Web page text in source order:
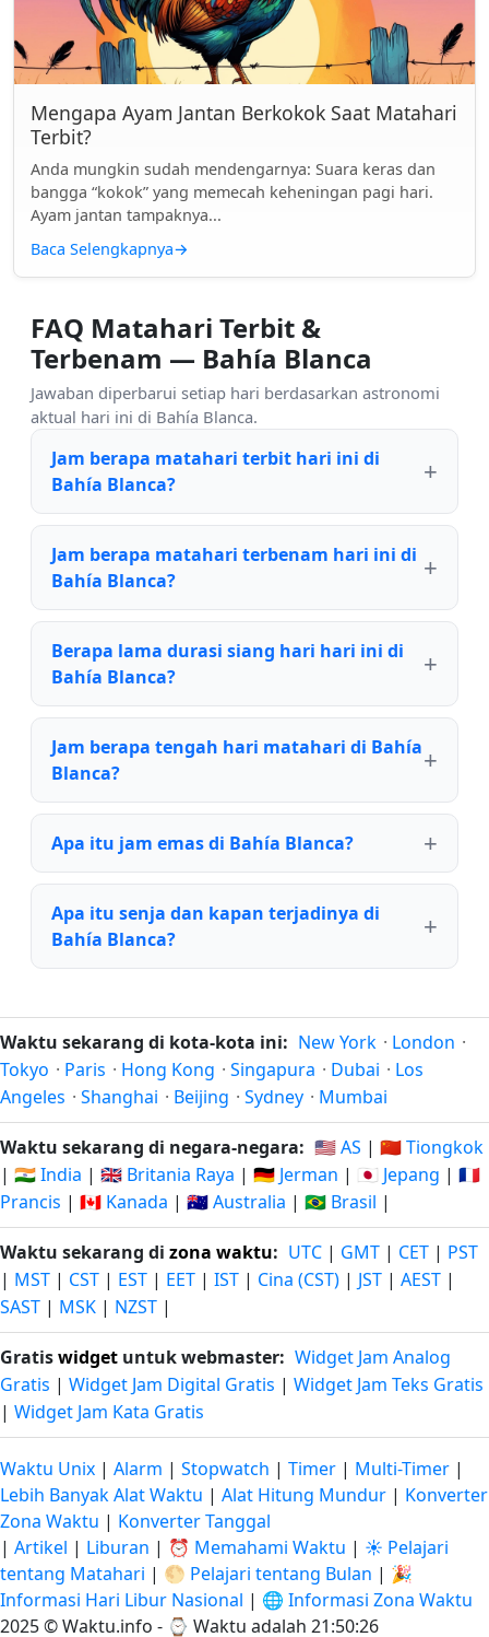
Mengapa Ayam Jantan Berkokok Saat Matahari
Terbit?
Anda mungkin sudah mendengarnya: Suara keras dan
bangga “kokok” yang memecah keheningan pagi hari.
Ayam jantan tampaknya...
Baca Selengkapnya→
FAQ Matahari Terbit &
Terbenam — Bahía Blanca
Jawaban diperbarui setiap hari berdasarkan astronomi
aktual hari ini di Bahía Blanca.
Jam berapa matahari terbit hari ini di
Bahía Blanca?
Jam berapa matahari terbenam hari ini di
Bahía Blanca?
Berapa lama durasi siang hari hari ini di
Bahía Blanca?
Jam berapa tengah hari matahari di Bahía
Blanca?
Apa itu jam emas di Bahía Blanca?
Apa itu senja dan kapan terjadinya di
Bahía Blanca?
Waktu sekarang di kota-kota ini: New York · London ·
Tokyo · Paris · Hong Kong · Singapura · Dubai · Los
Angeles · Shanghai · Beijing · Sydney · Mumbai
Waktu sekarang di negara-negara: 🇺🇸 AS | 🇨🇳 Tiongkok
| 🇮🇳 India | 🇬🇧 Britania Raya | 🇩🇪 Jerman | 🇯🇵 Jepang | 🇫🇷
Prancis | 🇨🇦 Kanada | 🇦🇺 Australia | 🇧🇷 Brasil |
Waktu sekarang di zona waktu: UTC | GMT | CET | PST
| MST | CST | EST | EET | IST | Cina (CST) | JST | AEST |
SAST | MSK | NZST |
Gratiswidget untuk webmaster: Widget Jam Analog
Gratis | Widget Jam Digital Gratis | Widget Jam Teks Gratis
| Widget Jam Kata Gratis
Waktu Unix | Alarm | Stopwatch | Timer | Multi-Timer |
Lebih Banyak Alat Waktu | Alat Hitung Mundur | Konverter
Zona Waktu | Konverter Tanggal
| Artikel | Liburan | ⏰ Memahami Waktu | ☀️ Pelajari
tentang Matahari | 🌕 Pelajari tentang Bulan | 🎉
Informasi Hari Libur Nasional | 🌐 Informasi Zona Waktu
2025 © Waktu.info - ⌚ Waktu adalah 21:50:28